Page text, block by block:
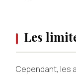
Les
Cependant, les